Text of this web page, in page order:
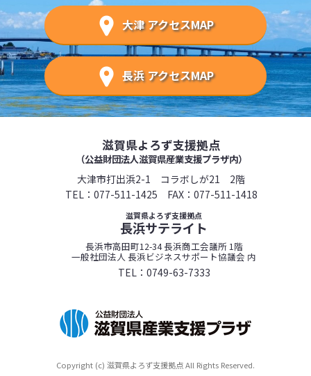
大津 アクセスMAP
長浜 アクセスMAP
滋賀県よろず支援拠点
（公益財団法人滋賀県産業支援プラザ内）
大津市打出浜2-1 コラボしが21 2階
TEL： 077-511-1425 FAX：077-511-1418
滋賀県よろず支援拠点
長浜サテライト
長浜市高田町12-34 長浜商工会議所 1階
一般社団法人 長浜ビジネスサポート協議会 内
TEL： 0749-63-7333
Copyright (c) 滋賀県よろず支援拠点 All Rights Reserved.